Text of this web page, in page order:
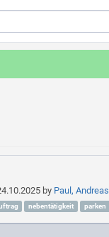
by Paul, Andreas
nebentätigkeit parken